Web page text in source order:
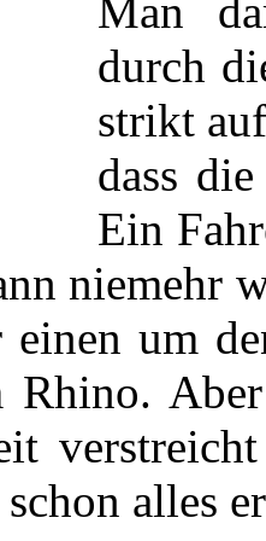
Man
durch
strikt
dass
Ein
niemehr
um
Rhino.
alles